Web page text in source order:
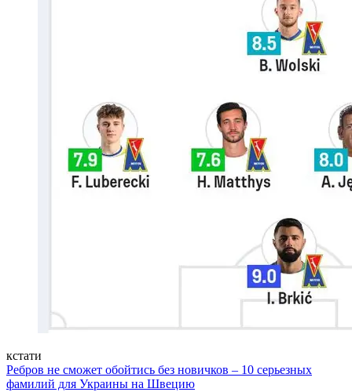
кстати
Ребров не сможет обойтись без новичков – 10 серьезных
фамилий для Украины на Швецию